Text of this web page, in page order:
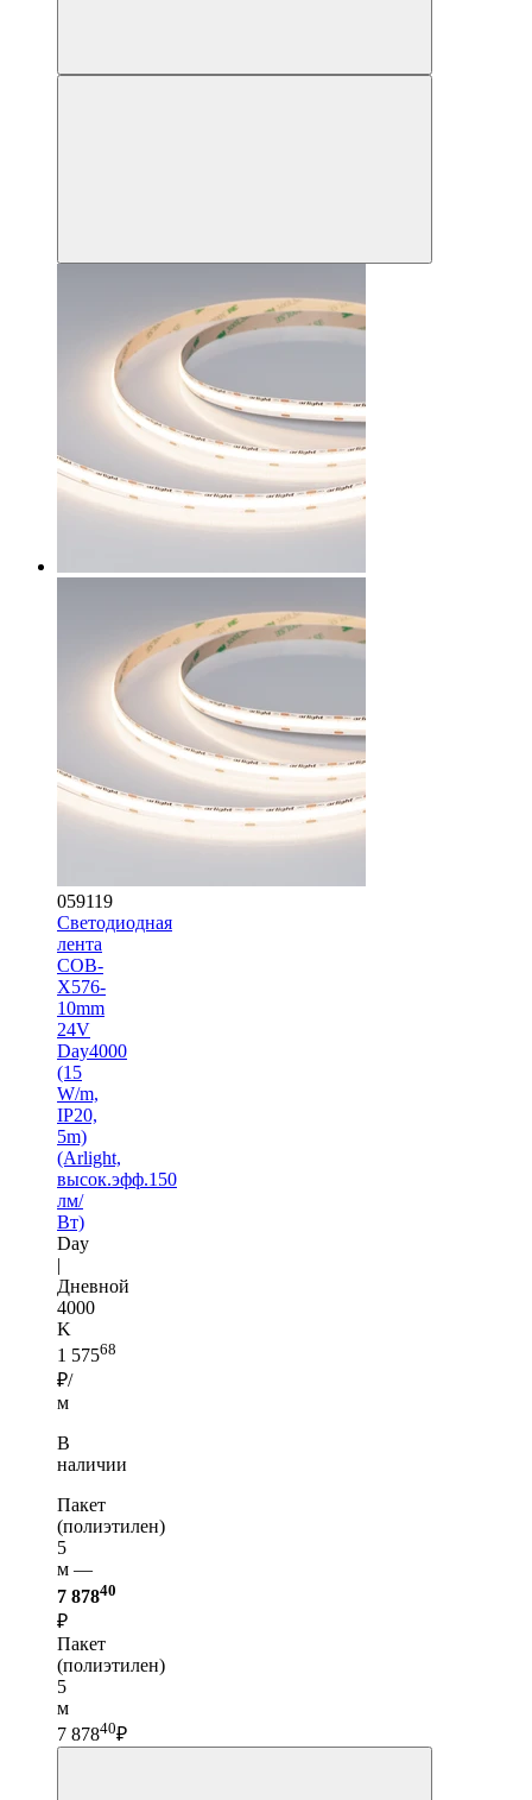
059119
Светодиодная
лента
COB-
X576-
10mm
24V
Day4000
(15
W/m,
IP20,
5m)
(Arlight,
высок.эфф.150
лм/
Вт)
Day
|
Дневной
4000
K
1 57568
₽/
м
В
наличии
Пакет
(полиэтилен)
5
м —
7 87840
₽
Пакет
(полиэтилен)
5
м
7 87840₽